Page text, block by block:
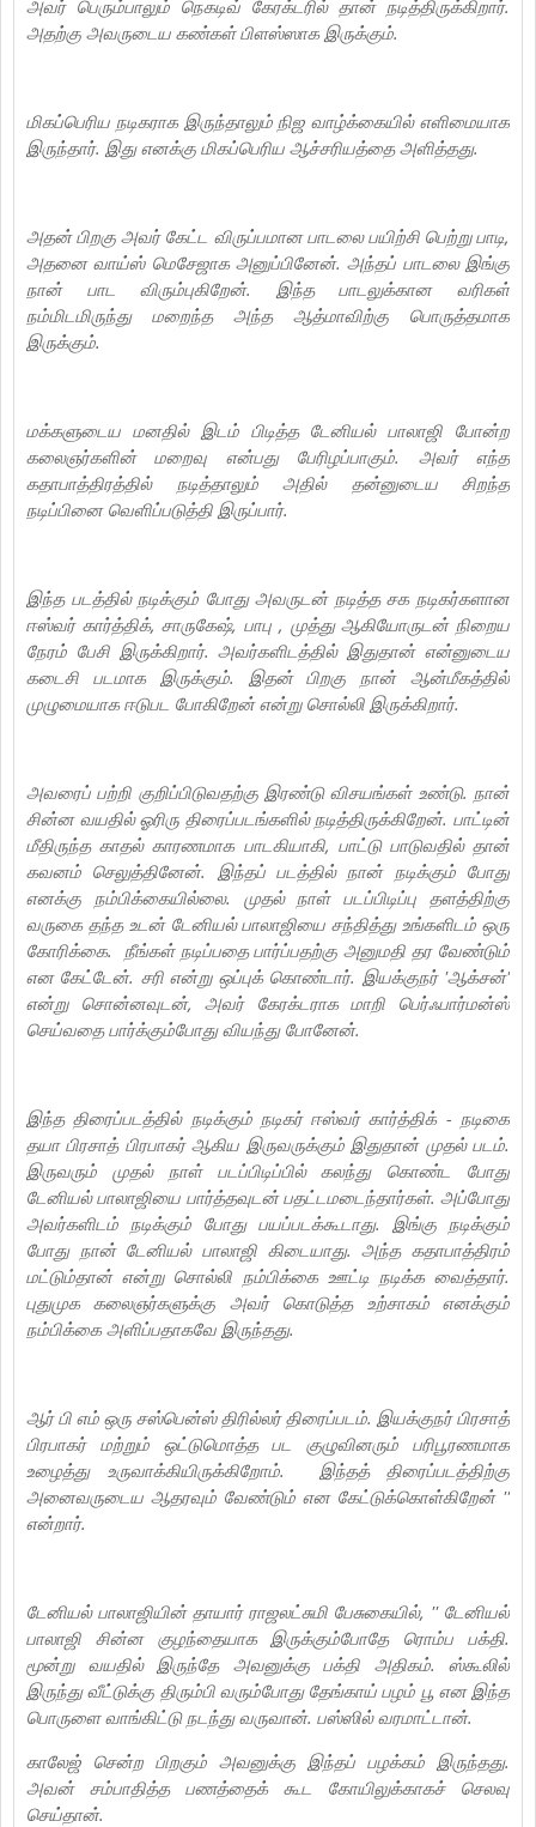
அவர் பெரும்பாலும் நெகடிவ் கேரக்டரில் தான் நடித்திருக்கிறார்.
அதற்கு அவருடைய கண்கள் பிளஸ்ஸாக இருக்கும்.
மிகப்பெரிய நடிகராக இருந்தாலும் நிஜ வாழ்க்கையில் எளிமையாக
இருந்தார். இது எனக்கு மிகப்பெரிய ஆச்சரியத்தை அளித்தது.
அதன் பிறகு அவர் கேட்ட விருப்பமான பாடலை பயிற்சி பெற்று பாடி,
அதனை வாய்ஸ் மெசேஜாக அனுப்பினேன்.‌ அந்தப் பாடலை இங்கு
நான் பாட விரும்புகிறேன். இந்த பாடலுக்கான வரிகள்
நம்மிடமிருந்து மறைந்த அந்த ஆத்மாவிற்கு பொருத்தமாக
இருக்கும்.
மக்களுடைய மனதில் இடம் பிடித்த டேனியல் பாலாஜி போன்ற
கலைஞர்களின் மறைவு என்பது பேரிழப்பாகும். அவர் எந்த
கதாபாத்திரத்தில் நடித்தாலும் அதில் தன்னுடைய சிறந்த
நடிப்பினை வெளிப்படுத்தி இருப்பார்.
இந்த படத்தில் நடிக்கும் போது அவருடன் நடித்த சக நடிகர்களான
ஈஸ்வர் கார்த்திக், சாருகேஷ், பாபு , முத்து ஆகியோருடன் நிறைய
நேரம் பேசி இருக்கிறார். அவர்களிடத்தில் இதுதான் என்னுடைய
கடைசி படமாக இருக்கும். இதன் பிறகு நான் ஆன்மீகத்தில்
முழுமையாக ஈடுபட போகிறேன் என்று சொல்லி இருக்கிறார்.
அவரைப் பற்றி குறிப்பிடுவதற்கு இரண்டு விசயங்கள் உண்டு. நான்
சின்ன வயதில் ஓரிரு திரைப்படங்களில் நடித்திருக்கிறேன். பாட்டின்
மீதிருந்த காதல் காரணமாக பாடகியாகி, பாட்டு பாடுவதில் தான்
கவனம் செலுத்தினேன். இந்தப் படத்தில் நான் நடிக்கும் போது
எனக்கு நம்பிக்கையில்லை. முதல் நாள் படப்பிடிப்பு தளத்திற்கு
வருகை தந்த உடன் டேனியல் பாலாஜியை சந்தித்து உங்களிடம் ஒரு
கோரிக்கை. நீங்கள் நடிப்பதை பார்ப்பதற்கு அனுமதி தர வேண்டும்
என கேட்டேன். சரி என்று ஒப்புக் கொண்டார். இயக்குநர் 'ஆக்சன்'
என்று சொன்னவுடன், அவர் கேரக்டராக மாறி பெர்ஃபார்மன்ஸ்
செய்வதை பார்க்கும்போது வியந்து போனேன்.
இந்த திரைப்படத்தில் நடிக்கும் நடிகர் ஈஸ்வர் கார்த்திக் - நடிகை
தயா பிரசாத் பிரபாகர் ஆகிய இருவருக்கும் இதுதான் முதல் படம்.
இருவரும் முதல் நாள் படப்பிடிப்பில் கலந்து கொண்ட போது
டேனியல் பாலாஜியை பார்த்தவுடன் பதட்டமடைந்தார்கள். அப்போது
அவர்களிடம் நடிக்கும் போது பயப்படக்கூடாது. இங்கு நடிக்கும்
போது நான் டேனியல் பாலாஜி கிடையாது. அந்த கதாபாத்திரம்
மட்டும்தான் என்று சொல்லி நம்பிக்கை ஊட்டி நடிக்க வைத்தார்.
புதுமுக கலைஞர்களுக்கு அவர் கொடுத்த உற்சாகம் எனக்கும்
நம்பிக்கை அளிப்பதாகவே இருந்தது.
ஆர் பி எம் ஒரு சஸ்பென்ஸ் திரில்லர் திரைப்படம். இயக்குநர் பிரசாத்
பிரபாகர் மற்றும் ஒட்டுமொத்த பட குழுவினரும் பரிபூரணமாக
உழைத்து உருவாக்கியிருக்கிறோம். இந்தத் திரைப்படத்திற்கு
அனைவருடைய ஆதரவும் வேண்டும் என கேட்டுக்கொள்கிறேன் ''
என்றார்.
டேனியல் பாலாஜியின் தாயார் ராஜலட்சுமி பேசுகையில், '' டேனியல்
பாலாஜி சின்ன குழந்தையாக இருக்கும்போதே ரொம்ப பக்தி.
மூன்று வயதில் இருந்தே அவனுக்கு பக்தி அதிகம். ஸ்கூலில்
இருந்து வீட்டுக்கு திரும்பி வரும்போது தேங்காய் பழம் பூ என இந்த
பொருளை வாங்கிட்டு நடந்து வருவான். பஸ்ஸில் வரமாட்டான்.
காலேஜ் சென்ற பிறகும் அவனுக்கு இந்தப் பழக்கம் இருந்தது.
அவன் சம்பாதித்த பணத்தைக் கூட கோயிலுக்காகச் செலவு
செய்தான்.